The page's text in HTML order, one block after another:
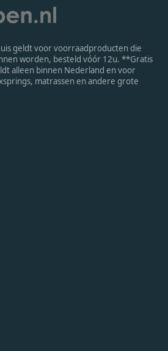
geldt voor voorraadproducten die
worden, besteld vóór 12u. **Gratis
alleen binnen Nederland en voor
matrassen en andere grote